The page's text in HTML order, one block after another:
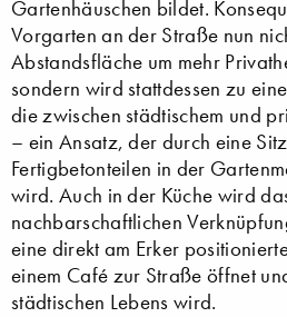
Gartenhäuschen bildet.
Vorgarten an der Straße nun
Abstandsfläche um mehr
sondern wird stattdessen zu
die zwischen städtischem und
– ein Ansatz, der durch eine
Fertigbetonteilen in der
wird. Auch in der Küche wird
nachbarschaftlichen
eine direkt am Erker
einem Café zur Straße öffnet
städtischen Lebens wird.